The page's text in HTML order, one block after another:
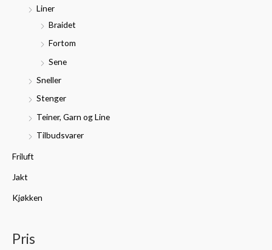
Liner
Braidet
Fortom
Sene
Sneller
Stenger
Teiner, Garn og Line
Tilbudsvarer
Friluft
Jakt
Kjøkken
Pris